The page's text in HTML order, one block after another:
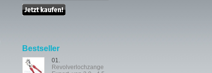
Bestseller
01.
Revolverlochzange